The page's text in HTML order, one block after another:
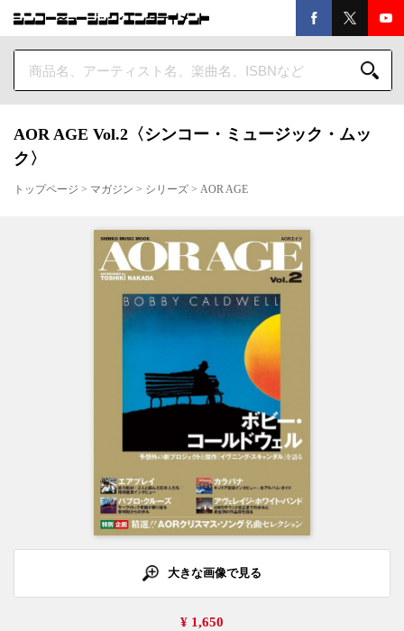
AOR AGE Vol.2〈シンコー・ミュージック・ムッ
ク〉
トップページ > マガジン > シリーズ > AOR AGE
大きな画像で見る
¥ 1,650